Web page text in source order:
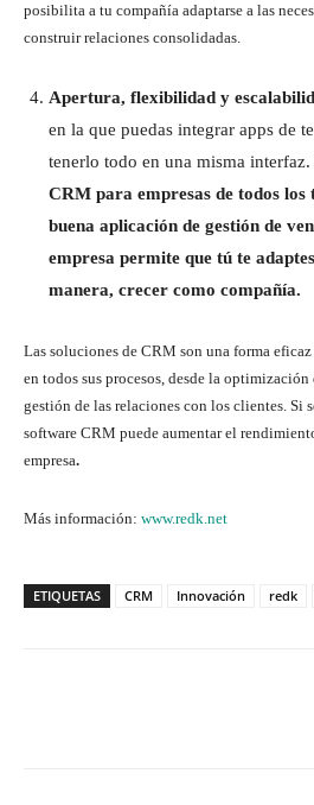
posibilita a tu compañía adaptarse a las
construir relaciones consolidadas.
Apertura, flexibilidad y
en la que puedas integrar apps de
tenerlo todo en una misma interfaz.
CRM para empresas de todos
buena aplicación de gestión de
empresa permite que tú te
manera, crecer como compañía.
Las soluciones de CRM son una forma
en todos sus procesos, desde la
gestión de las relaciones con los clientes. Si
software CRM puede aumentar el
empresa.
Más información: www.redk.net
ETIQUETAS CRM Innovación redk